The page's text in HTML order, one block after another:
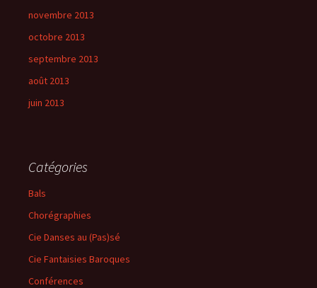
novembre 2013
octobre 2013
septembre 2013
août 2013
juin 2013
Catégories
Bals
Chorégraphies
Cie Danses au (Pas)sé
Cie Fantaisies Baroques
Conférences